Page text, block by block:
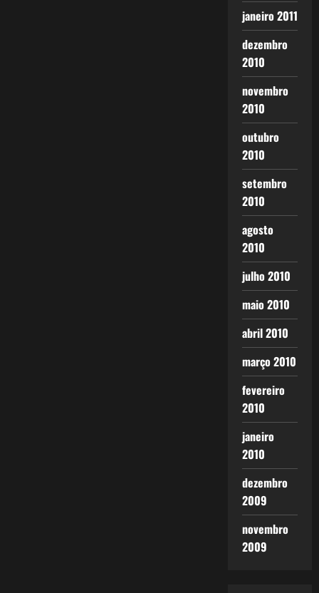
janeiro 2011
dezembro
2010
novembro
2010
outubro
2010
setembro
2010
agosto
2010
julho 2010
maio 2010
abril 2010
março 2010
fevereiro
2010
janeiro
2010
dezembro
2009
novembro
2009